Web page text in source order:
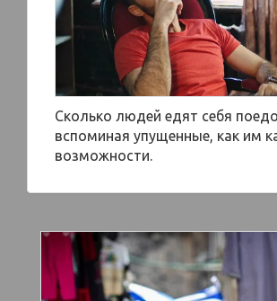
Сколько людей едят себя
вспоминая упущенные, как им
возможности.